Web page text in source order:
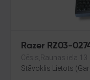
Razer RZ03-
Cēsis,Raunas iela 13
Stāvoklis Lietots